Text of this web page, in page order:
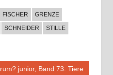
FISCHER
GRENZE
SCHNEIDER
STILLE
junior, Band 73: Tiere